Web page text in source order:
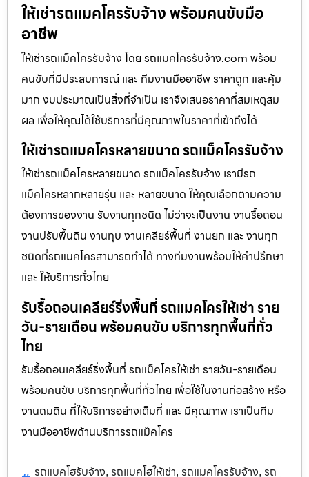
ให้เช่ารถแมคโครรับจ้าง พร้อมคนขับมือ
อาชีพ
ให้เช่ารถแม็คโครรับจ้าง โดย รถแมคโครรับจ้าง.com พร้อม
คนขับที่มีประสบการณ์ และ ทีมงานมืออาชีพ ราคาถูก และคุ้ม
มาก งบประมาณเป็นสิ่งที่จำเป็น เราจึงเสนอราคาที่สมเหตุสม
ผล เพื่อให้คุณได้ใช้บริการที่มีคุณภาพในราคาที่เข้าถึงได้
ให้เช่ารถแมคโครหลายขนาด รถแม็คโครรับจ้าง
ให้เช่ารถแม็คโครหลายขนาด รถแม็คโครรับจ้าง เรามีรถ
แม็คโครหลากหลายรุ่น และ หลายขนาด ให้คุณเลือกตามความ
ต้องการของงาน รับงานทุกชนิด ไม่ว่าจะเป็นงาน งานรื้อถอน
งานปรับพื้นดิน งานทุบ งานเคลียร์พื้นที่ งานยก และ งานทุก
ชนิดที่รถแมคโครสามารถทำได้ ทางทีมงานพร้อมให้คำปรึกษา
และ ให้บริการทั่วไทย
รับรื้อถอนเคลียร์ริ่งพื้นที่ รถแมคโครให้เช่า ราย
วัน-รายเดือน พร้อมคนขับ บริการทุกพื้นที่ทั่ว
ไทย
รับรื้อถอนเคลียร์ริ่งพื้นที่ รถแม็คโครให้เช่า รายวัน-รายเดือน
พร้อมคนขับ บริการทุกพื้นที่ทั่วไทย เพื่อใช้ในงานก่อสร้าง หรือ
งานถมดิน ที่ให้บริการอย่างเต็มที่ และ มีคุณภาพ เราเป็นทีม
งานมืออาชีพด้านบริการรถแม็คโคร
รถแบคโฮรับจ้าง, รถแบคโฮให้เช่า, รถแมคโครรับจ้าง, รถ